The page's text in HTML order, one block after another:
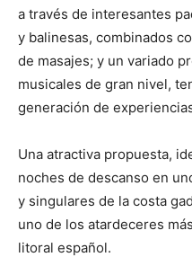
a través de interesantes
y balinesas, combinados
de masajes; y un variado
musicales de gran nivel,
generación de
Una atractiva propuesta,
noches de descanso en
y singulares de la costa
uno de los atardeceres
litoral español.